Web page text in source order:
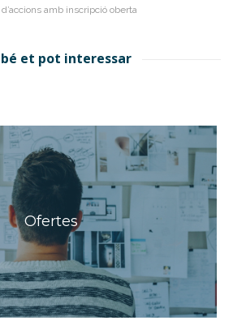
amb inscripció oberta
et pot interessar
Ofertes